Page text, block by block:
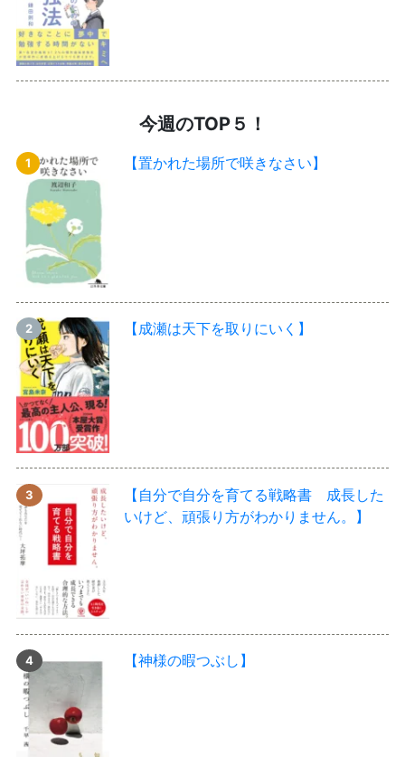
今週のTOP５！
【置かれた場所で咲きなさい】
【成瀬は天下を取りにいく】
【自分で自分を育てる戦略書 成長した
いけど、頑張り方がわかりません。】
【神様の暇つぶし】